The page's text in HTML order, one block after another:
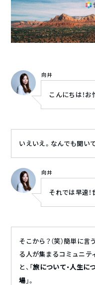
向井
こんにちは！
いえいえ。なんでも聞い
向井
それでは早速！
そこから？（笑）簡単に
る人が集まるコミュニテ
と、「旅について・人生に
場 」。